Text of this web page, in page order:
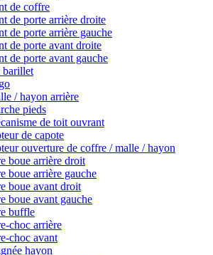
de coffre
de porte arrière droite
de porte arrière gauche
de porte avant droite
de porte avant gauche
/ hayon arrière
pieds
de toit ouvrant
de capote
ouverture de coffre / malle / hayon
boue arrière droit
boue arrière gauche
boue avant droit
boue avant gauche
buffle
choc arrière
choc avant
hayon